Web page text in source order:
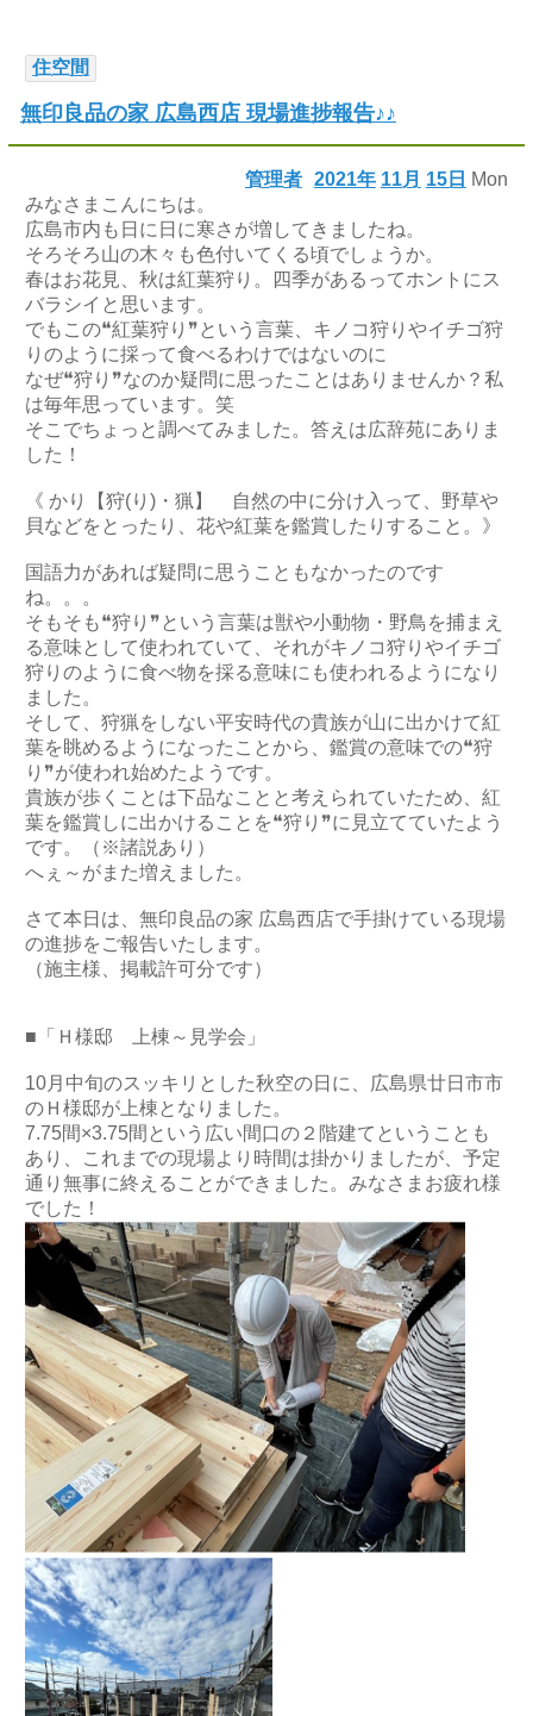
住空間
無印良品の家 広島西店 現場進捗報告♪♪
2021年 11月 15日 Mon
管理者
みなさまこんにちは。
広島市内も日に日に寒さが増してきましたね。
そろそろ山の木々も色付いてくる頃でしょうか。
春はお花見、秋は紅葉狩り。四季があるってホントにス
バラシイと思います。
でもこの❝紅葉狩り❞という言葉、キノコ狩りやイチゴ狩
りのように採って食べるわけではないのに
なぜ❝狩り❞なのか疑問に思ったことはありませんか？私
は毎年思っています。笑
そこでちょっと調べてみました。答えは広辞苑にありま
した！
《 かり【狩(り)・猟】 自然の中に分け入って、野草や
貝などをとったり、花や紅葉を鑑賞したりすること。》
国語力があれば疑問に思うこともなかったのです
ね。。。
そもそも❝狩り❞という言葉は獣や小動物・野鳥を捕まえ
る意味として使われていて、それがキノコ狩りやイチゴ
狩りのように食べ物を採る意味にも使われるようになり
ました。
そして、狩猟をしない平安時代の貴族が山に出かけて紅
葉を眺めるようになったことから、鑑賞の意味での❝狩
り❞が使われ始めたようです。
貴族が歩くことは下品なことと考えられていたため、紅
葉を鑑賞しに出かけることを❝狩り❞に見立てていたよう
です。（※諸説あり）
へぇ～がまた増えました。
さて本日は、無印良品の家 広島西店で手掛けている現場
の進捗をご報告いたします。
（施主様、掲載許可分です）
■「Ｈ様邸 上棟～見学会」
10月中旬のスッキリとした秋空の日に、広島県廿日市市
のＨ様邸が上棟となりました。
7.75間×3.75間という広い間口の２階建てということも
あり、これまでの現場より時間は掛かりましたが、予定
通り無事に終えることができました。みなさまお疲れ様
でした！